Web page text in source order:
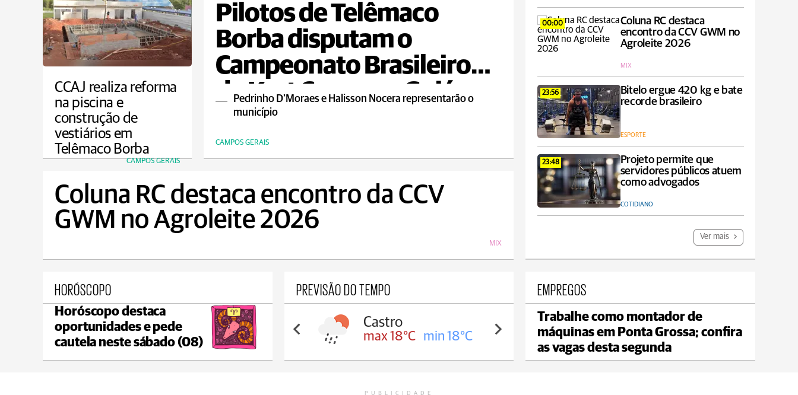
Pilotos de Telêmaco
Borba disputam o
Campeonato Brasileiro
de Kart Cross em Goiás
Pedrinho D'Moraes e Halisson Nocera representarão o
município
CAMPOS GERAIS
00:00
Coluna RC destaca
encontro da CCV GWM no
Agroleite 2026
MIX
23:56
Bitelo ergue 420 kg e bate
recorde brasileiro
ESPORTE
23:48
Projeto permite que
servidores públicos atuem
como advogados
COTIDIANO
Ver mais
CCAJ realiza reforma
na piscina e
construção de
vestiários em
Telêmaco Borba
CAMPOS GERAIS
Coluna RC destaca encontro da CCV
GWM no Agroleite 2026
MIX
HORÓSCOPO
Horóscopo destaca
oportunidades e pede
cautela neste sábado (08)
PREVISÃO DO TEMPO
Ponta Grossa
max 17°C min 17°C
Castro
max 18°C min 18°C
Carambeí
max 18°C min 17°C
EMPREGOS
Trabalhe como montador de
máquinas em Ponta Grossa; confira
as vagas desta segunda
PUBLICIDADE